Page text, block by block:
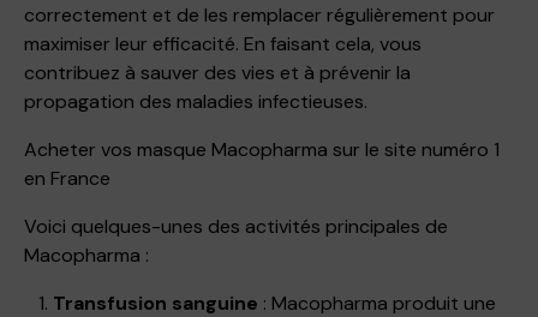
correctement et de les remplacer régulièrement pour
maximiser leur efficacité. En faisant cela, vous
contribuez à sauver des vies et à prévenir la
propagation des maladies infectieuses.
Acheter vos masque Macopharma sur le site numéro 1
en France
Voici quelques-unes des activités principales de
Macopharma :
Transfusion sanguine : Macopharma produit une